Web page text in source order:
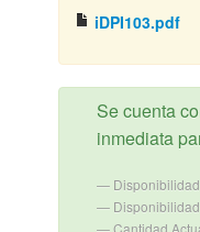
iDPI103.pdf
Se cuenta
inmediata
Cantidad